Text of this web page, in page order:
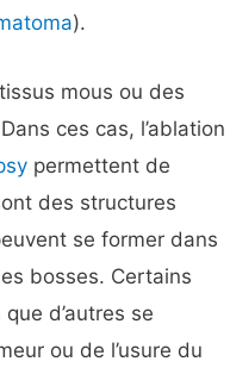
).
mous ou des
ces cas, l’ablation
permettent de
des structures
se former dans
bosses. Certains
d’autres se
ou de l’usure du